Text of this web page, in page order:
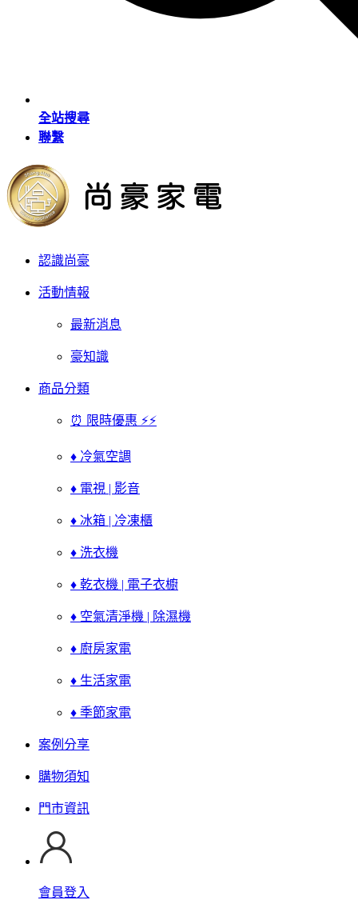
全站搜尋
聯繫
認識尚豪
活動情報
最新消息
豪知識
商品分類
⏰ 限時優惠 ⚡⚡
♦ 冷氣空調
♦ 電視 | 影音
♦ 冰箱 | 冷凍櫃
♦ 洗衣機
♦ 乾衣機 | 電子衣櫥
♦ 空氣清淨機 | 除濕機
♦ 廚房家電
♦ 生活家電
♦ 季節家電
案例分享
購物須知
門市資訊
會員登入